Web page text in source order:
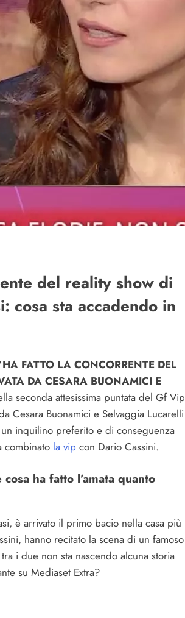
del reality show di
cosa sta accadendo in
FATTO LA CONCORRENTE DEL
DA CESARA BUONAMICI E
seconda attesissima puntata del Gf Vip
Cesara Buonamici e Selvaggia Lucarelli
inquilino preferito e di conseguenza
combinato la vip con Dario Cassini.
ha fatto l’amata quanto
è arrivato il primo bacio nella casa più
hanno recitato la scena di un famoso
i due non sta nascendo alcuna storia
su Mediaset Extra?